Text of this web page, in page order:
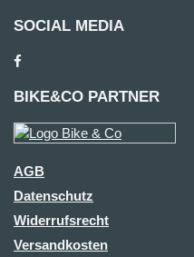
SOCIAL MEDIA
BIKE&CO PARTNER
AGB
Datenschutz
Widerrufsrecht
Versandkosten